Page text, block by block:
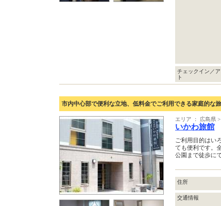
チェックイン／
ト
市内中心部で便利な立地、低料金でご利用できる家庭的な
エリア ： 広島県
いかわ旅館
ご利用目的はい
ても便利です。
公園まで徒歩に
住所
交通情報